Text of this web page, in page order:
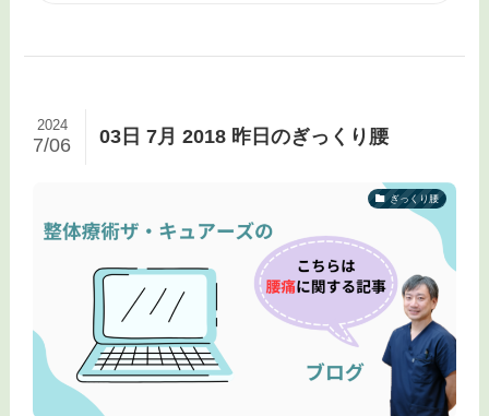
03日 7月 2018 昨日のぎっくり腰
2024
7/06
ぎっくり腰